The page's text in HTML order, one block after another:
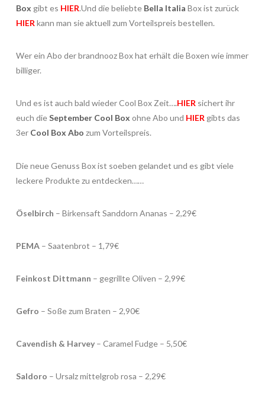
Box gibt es HIER.Und die beliebteBella Italia Box ist zurück
HIER kann man sie aktuell zum Vorteilspreis bestellen.
Wer ein Abo der brandnooz Box hat erhält die Boxen wie immer
billiger.
Und es ist auch bald wieder Cool Box Zeit….HIERsichert ihr
euch dieSeptember Cool Box ohne Abo und HIERgibts das
3er Cool Box Abo zum Vorteilspreis.
Die neue Genuss Box ist soeben gelandet und es gibt viele
leckere Produkte zu entdecken……
Öselbirch – Birkensaft Sanddorn Ananas – 2,29€
PEMA– Saatenbrot – 1,79€
Feinkost Dittmann – gegrillte Oliven – 2,99€
Gefro – Soße zum Braten – 2,90€
Cavendish & Harvey– Caramel Fudge – 5,50€
Saldoro – Ursalz mittelgrob rosa – 2,29€